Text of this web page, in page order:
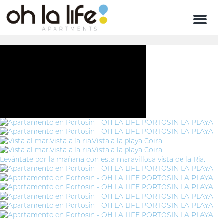
Menu
Levántate por la mañana con esta maravillosa vista de la Ria.